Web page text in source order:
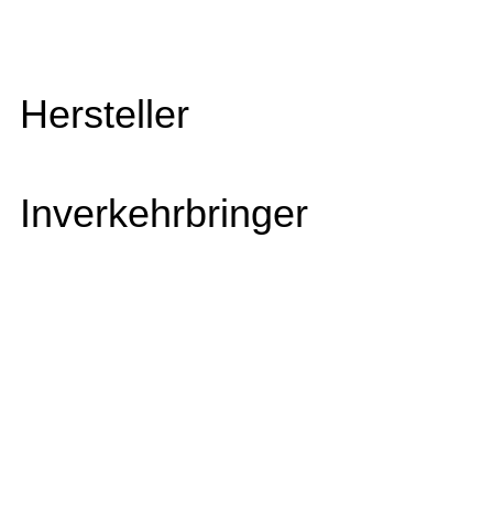
Hersteller
Inverkehrbringer